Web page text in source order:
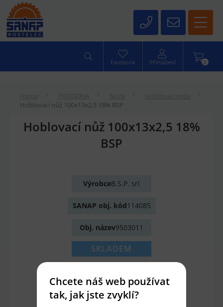
0
Facebook Přihlášení
Hoblovací nůž 100x13x2,5 18% BSP
Hoblovací nůž 100x13x2,5 18%
BSP
VýrobceB.S.P. srl
SANAP obj. kód114085
Obj. název9503011
SKLADEM
733 Kč bez DPH
Chcete náš web používat
tak, jak jste zvyklí?